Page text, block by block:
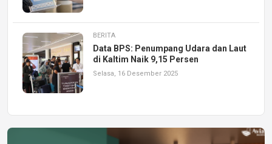
BERITA
Data BPS: Penumpang Udara dan Laut
di Kaltim Naik 9,15 Persen
Selasa, 16 Desember 2025